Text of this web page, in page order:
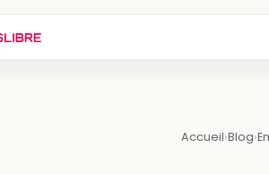
Accueil›Blog›